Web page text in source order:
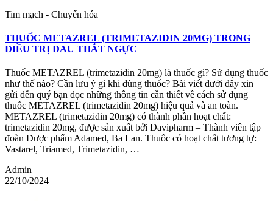
Tim mạch - Chuyển hóa
THUỐC METAZREL (TRIMETAZIDIN 20MG) TRONG
ĐIỀU TRỊ ĐAU THẮT NGỰC
Thuốc METAZREL (trimetazidin 20mg) là thuốc gì? Sử dụng thuốc
như thế nào? Cần lưu ý gì khi dùng thuốc? Bài viết dưới đây xin
gửi đến quý bạn đọc những thông tin cần thiết về cách sử dụng
thuốc METAZREL (trimetazidin 20mg) hiệu quả và an toàn.
METAZREL (trimetazidin 20mg) có thành phần hoạt chất:
trimetazidin 20mg, được sản xuất bởi Davipharm – Thành viên tập
đoàn Dược phẩm Adamed, Ba Lan. Thuốc có hoạt chất tương tự:
Vastarel, Triamed, Trimetazidin, …
Admin
22/10/2024